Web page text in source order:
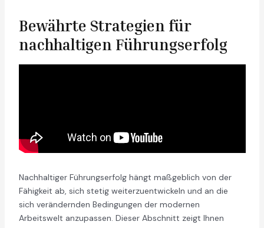
Bewährte Strategien für
nachhaltigen Führungserfolg
Nachhaltiger Führungserfolg hängt maßgeblich von der
Fähigkeit ab, sich stetig weiterzuentwickeln und an die
sich verändernden Bedingungen der modernen
Arbeitswelt anzupassen. Dieser Abschnitt zeigt Ihnen